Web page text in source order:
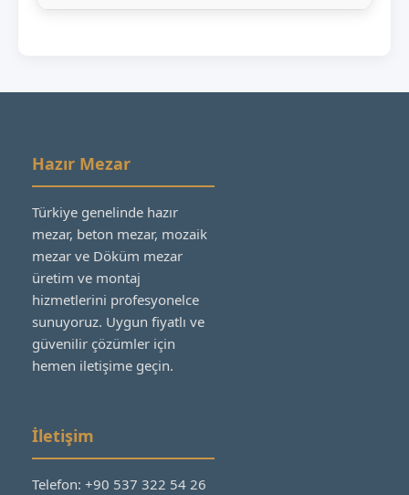
Hazır Mezar
Türkiye genelinde hazır
mezar, beton mezar, mozaik
mezar ve Döküm mezar
üretim ve montaj
hizmetlerini profesyonelce
sunuyoruz. Uygun fiyatlı ve
güvenilir çözümler için
hemen iletişime geçin.
İletişim
Telefon: +90 537 322 54 26